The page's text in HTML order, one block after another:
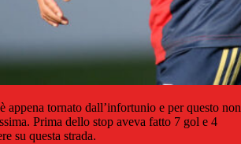
appena tornato dall’infortunio e per questo non
Prima dello stop aveva fatto 7 gol e 4
su questa strada.